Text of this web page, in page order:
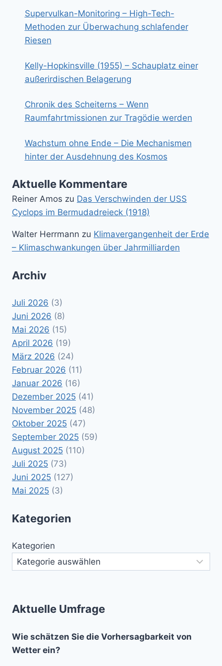
Supervulkan-Monitoring – High-Tech-
Methoden zur Überwachung schlafender
Riesen
Kelly-Hopkinsville (1955) – Schauplatz einer
außerirdischen Belagerung
Chronik des Scheiterns – Wenn
Raumfahrtmissionen zur Tragödie werden
Wachstum ohne Ende – Die Mechanismen
hinter der Ausdehnung des Kosmos
Aktuelle Kommentare
Reiner Amos zu Das Verschwinden der USS
Cyclops im Bermudadreieck (1918)
Walter Herrmann zu Klimavergangenheit der Erde
– Klimaschwankungen über Jahrmilliarden
Archiv
Juli 2026 (3)
Juni 2026 (8)
Mai 2026 (15)
April 2026 (19)
März 2026 (24)
Februar 2026 (11)
Januar 2026 (16)
Dezember 2025 (41)
November 2025 (48)
Oktober 2025 (47)
September 2025 (59)
August 2025 (110)
Juli 2025 (73)
Juni 2025 (127)
Mai 2025 (3)
Kategorien
Kategorien
Aktuelle Umfrage
Wie schätzen Sie die Vorhersagbarkeit von
Wetter ein?